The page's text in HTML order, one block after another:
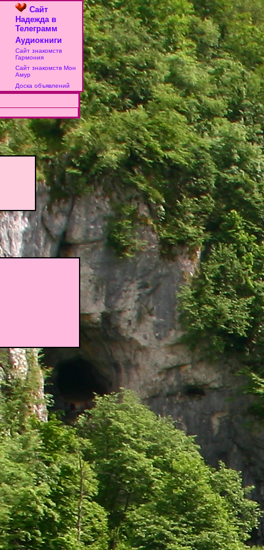
Сайт
Надежда в
Телеграмм
Аудиокниги
Сайт знакомств
Гармония
Сайт знакомств Мон
Амур
Доска объявлений